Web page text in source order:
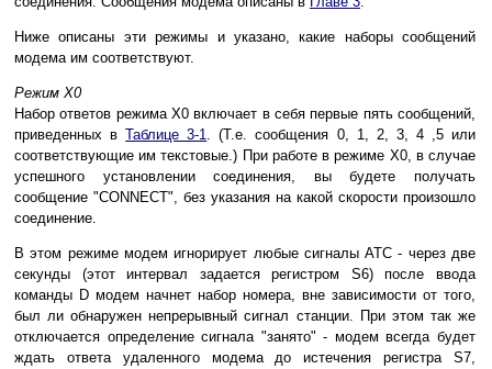
Ниже описаны эти режимы и указано, какие наборы сообщений
модема им соответствуют.
Режим X0
Набор ответов режима X0 включает в себя первые пять сообщений,
приведенных вТаблице 3-1. (Т.е. сообщения 0, 1, 2, 3, 4 ,5 или
соответствующие им текстовые.) При работе в режиме X0, в случае
успешного установлении соединения, вы будете получать
сообщение "CONNECT", без указания на какой скорости произошло
соединение.
В этом режиме модем игнорирует любые сигналы АТС - через две
секунды (этот интервал задается регистром S6) после ввода
команды D модем начнет набор номера, вне зависимости от того,
был ли обнаружен непрерывный сигнал станции. При этом так же
отключается определение сигнала "занято" - модем всегда будет
ждать ответа удаленного модема до истечения регистра S7,